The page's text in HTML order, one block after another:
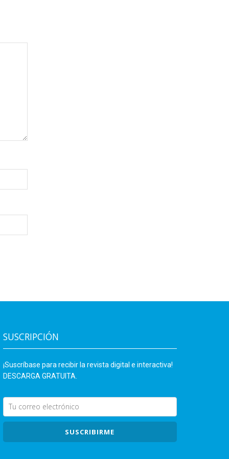
SUSCRIPCIÓN
¡Suscríbase para recibir la revista digital e interactiva!
DESCARGA GRATUITA.
SUSCRIBIRME